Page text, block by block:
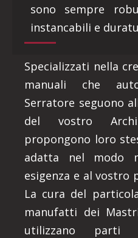
sono sempre
instancabili e
Specializzati nella
manuali che
Serratore seguono
del vostro
propongono loro
adatta nel modo
esigenza e al vostro
La cura del
manufatti dei
utilizzano parti